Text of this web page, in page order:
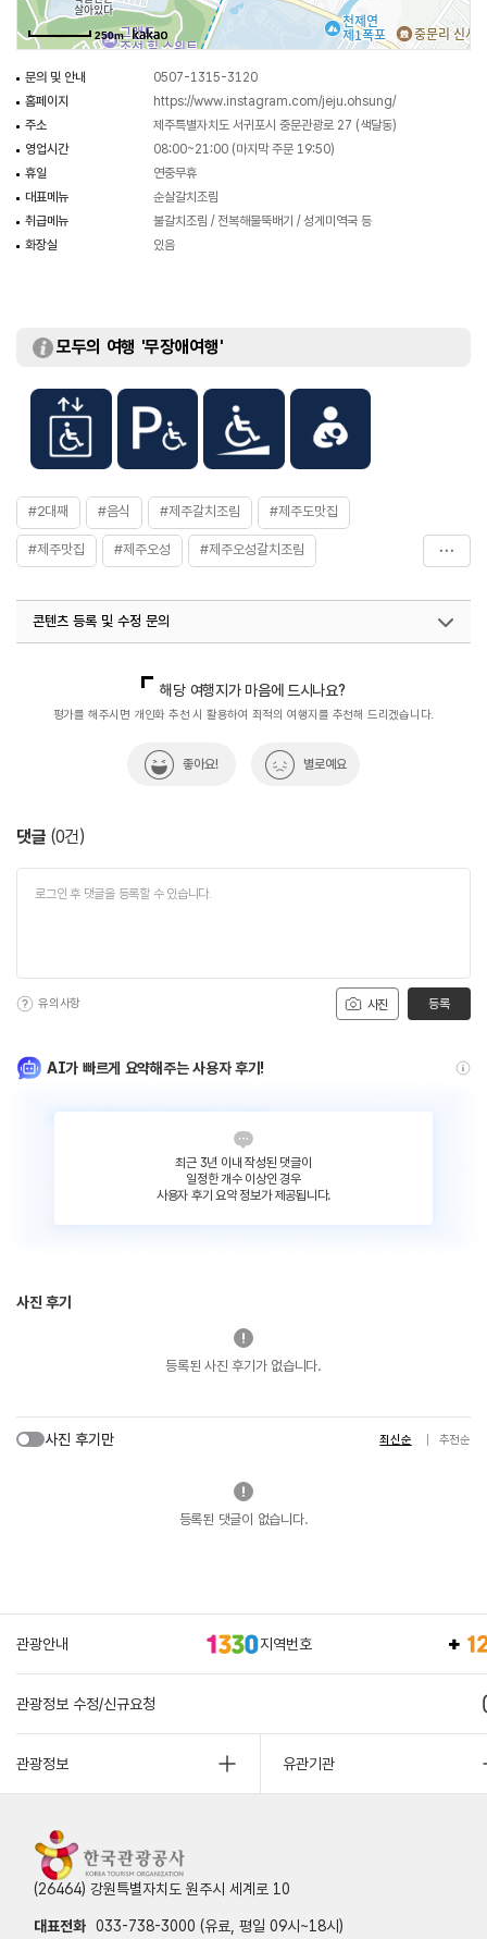
250m
문의 및 안내
0507-1315-3120
홈페이지
https://www.instagram.com/jeju.ohsung/
주소
제주특별자치도 서귀포시 중문관광로 27 (색달동)
영업시간
08:00~21:00 (마지막 주문 19:50)
휴일
연중무휴
대표메뉴
순살갈치조림
취급메뉴
불갈치조림 / 전복해물뚝배기 / 성게미역국 등
화장실
있음
모두의 여행 '무장애여행'
#2대째 #음식 #제주갈치조림 #제주도맛집
#제주맛집 #제주오성 #제주오성갈치조림
콘텐츠 등록 및 수정 문의
열린관광콘텐츠팀(열린관광-모두의여행)
033-738-3425
해당 여행지가 마음에 드시나요?
평가를 해주시면 개인화 추천 시 활용하여 최적의 여행지를 추천해 드리겠습니다.
좋아요! 별로예요
댓글 (0건)
사진
유의사항 등록
AI가 빠르게 요약해주는 사용자 후기!
최근 3년 이내 작성된 댓글이
일정한 개수 이상인 경우
사용자 후기 요약 정보가 제공됩니다.
사진 후기
등록된 사진 후기가 없습니다.
사진 후기만 최신순 추천순
등록된 댓글이 없습니다.
관광안내 지역번호
관광정보 수정/신규요청
관광정보 유관기관
(26464) 강원특별자치도 원주시 세계로 10
대표전화 033-738-3000 (유료, 평일 09시~18시)